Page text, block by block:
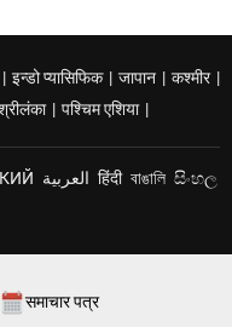
| इन्डो प्यासिफिक | जापान | कश्मीर |
| पश्चिम एशिया |
العربية हिंदी বাঙালি සිංහල
समाचार पत्र